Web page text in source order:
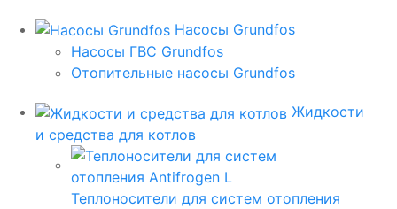
Насосы Grundfos
Насосы ГВС Grundfos
Отопительные насосы Grundfos
Жидкости
и средства для котлов
Теплоносители для систем отопления